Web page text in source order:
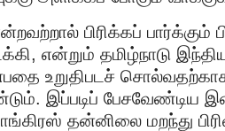
பிரிக்கப் பார்க்கும்
என்றும் தமிழ்நாடு
உறுதிபடச் சொல்வதற்காக
இப்படிப் பேசவேண்டிய
தன்னிலை மறந்து